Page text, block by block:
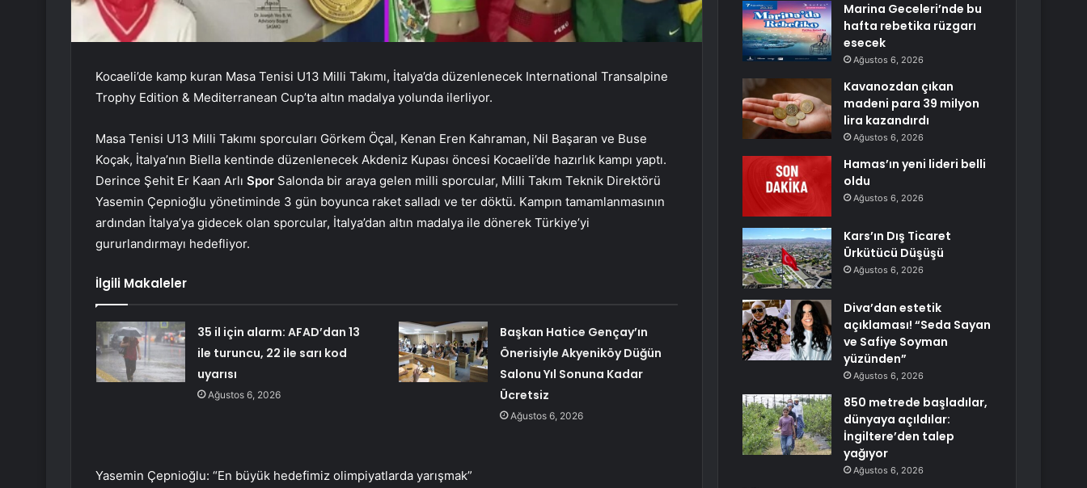
Kocaeli’de kamp kuran Masa Tenisi U13 Milli Takımı, İtalya’da düzenlenecek International Transalpine
Trophy Edition & Mediterranean Cup’ta altın madalya yolunda ilerliyor.
Masa Tenisi U13 Milli Takımı sporcuları Görkem Öçal, Kenan Eren Kahraman, Nil Başaran ve Buse
Koçak, İtalya’nın Biella kentinde düzenlenecek Akdeniz Kupası öncesi Kocaeli’de hazırlık kampı yaptı.
Derince Şehit Er Kaan Arlı Spor Salonda bir araya gelen milli sporcular, Milli Takım Teknik Direktörü
Yasemin Çepnioğlu yönetiminde 3 gün boyunca raket salladı ve ter döktü. Kampın tamamlanmasının
ardından İtalya’ya gidecek olan sporcular, İtalya’dan altın madalya ile dönerek Türkiye’yi
gururlandırmayı hedefliyor.
İlgili Makaleler
35 il için alarm: AFAD’dan 13
ile turuncu, 22 ile sarı kod
uyarısı
Ağustos 6, 2026
Başkan Hatice Gençay’ın
Önerisiyle Akyeniköy Düğün
Salonu Yıl Sonuna Kadar
Ücretsiz
Ağustos 6, 2026
Yasemin Çepnioğlu: “En büyük hedefimiz olimpiyatlarda yarışmak”
Marina Geceleri’nde bu
hafta rebetika rüzgarı
esecek
Ağustos 6, 2026
Kavanozdan çıkan
madeni para 39 milyon
lira kazandırdı
Ağustos 6, 2026
Hamas’ın yeni lideri belli
oldu
Ağustos 6, 2026
Kars’ın Dış Ticaret
Ürkütücü Düşüşü
Ağustos 6, 2026
Diva’dan estetik
açıklaması! “Seda Sayan
ve Safiye Soyman
yüzünden”
Ağustos 6, 2026
850 metrede başladılar,
dünyaya açıldılar:
İngiltere’den talep
yağıyor
Ağustos 6, 2026